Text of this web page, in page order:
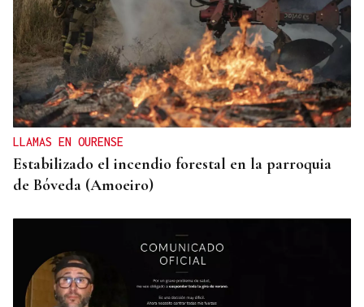
LLAMAS EN OURENSE
Estabilizado el incendio forestal en la parroquia
de Bóveda (Amoeiro)